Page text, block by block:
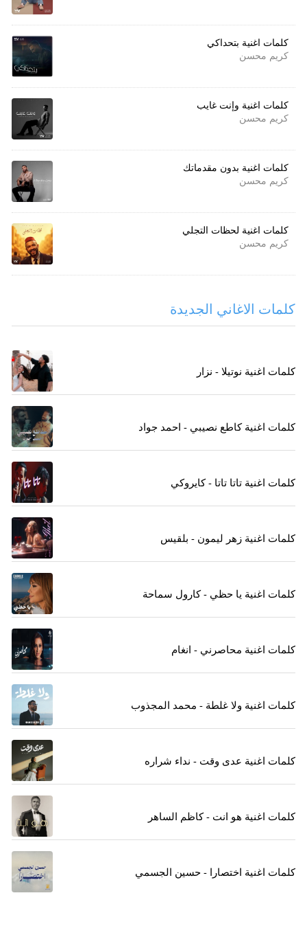
كلمات اغنية بتحداكي
كريم محسن
كلمات اغنية وإنت غايب
كريم محسن
كلمات اغنية بدون مقدماتك
كريم محسن
كلمات اغنية لحظات التجلي
كريم محسن
كلمات الاغاني الجديدة
كلمات اغنية نوتيلا - نزار
كلمات اغنية كاطع نصيبي - احمد جواد
كلمات اغنية تاتا تاتا - كايروكي
كلمات اغنية زهر ليمون - بلقيس
كلمات اغنية يا حظي - كارول سماحة
كلمات اغنية محاصرني - انغام
كلمات اغنية ولا غلطة - محمد المجذوب
كلمات اغنية عدى وقت - نداء شراره
كلمات اغنية هو انت - كاظم الساهر
كلمات اغنية اختصارا - حسين الجسمي